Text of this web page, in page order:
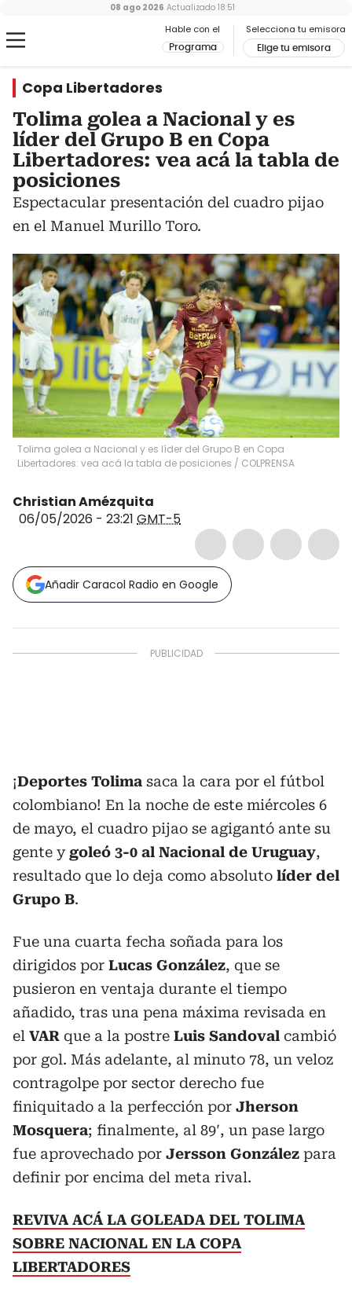
Hable con el
Programa
Selecciona tu emisora
Elige tu emisora
08 ago 2026 Actualizado 18:51
Copa Libertadores
Tolima golea a Nacional y es
líder del Grupo B en Copa
Libertadores: vea acá la tabla de
posiciones
Espectacular presentación del cuadro pijao
en el Manuel Murillo Toro.
Tolima golea a Nacional y es líder del Grupo B en Copa
Libertadores: vea acá la tabla de posiciones / COLPRENSA
Christian Amézquita
06/05/2026 - 23:21 GMT-5
Añadir Caracol Radio en Google
¡Deportes Tolima saca la cara por el fútbol
colombiano! En la noche de este miércoles 6
de mayo, el cuadro pijao se agigantó ante su
gente ygoleó 3-0 al Nacional de Uruguay,
resultado que lo deja como absoluto líder del
Grupo B.
Fue una cuarta fecha soñada para los
dirigidos por Lucas González, que se
pusieron en ventaja durante el tiempo
añadido, tras una pena máxima revisada en
el VAR que a la postre Luis Sandoval cambió
por gol. Más adelante, al minuto 78, un veloz
contragolpe por sector derecho fue
finiquitado a la perfección por Jherson
Mosquera; finalmente, al 89′, un pase largo
fue aprovechado por Jersson González para
definir por encima del meta rival.
REVIVA ACÁ LA GOLEADA DEL TOLIMA
SOBRE NACIONAL EN LA COPA
LIBERTADORES